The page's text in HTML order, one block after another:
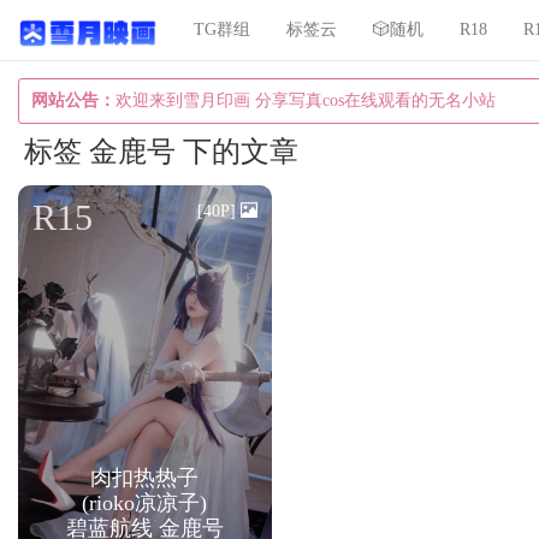
网站公告： 欢迎来到雪月印画 分享写真cos在线观看的无名小站
TG群组 标签云 🎲随机 R18
标签 金鹿号 下的文章
肉扣热热子
(rioko凉凉子)
碧蓝航线 金鹿号
R15 [40P]